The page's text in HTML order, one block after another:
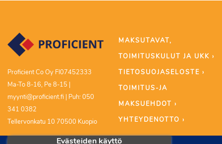
Proficient Co Oy FI07452333
Ma-To 8-16, Pe 8-15 |
myynti@proficient.fi | Puh: 050
341 0382
Tellervonkatu 10 70500 Kuopio
MAKSUTAVAT,
TOIMITUSKULUT JA UKK ›
TIETOSUOJASELOSTE ›
TOIMITUS-JA
MAKSUEHDOT ›
YHTEYDENOTTO ›
Evästeiden käyttö